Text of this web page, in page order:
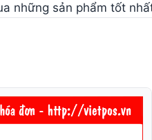
những sản phẩm tốt